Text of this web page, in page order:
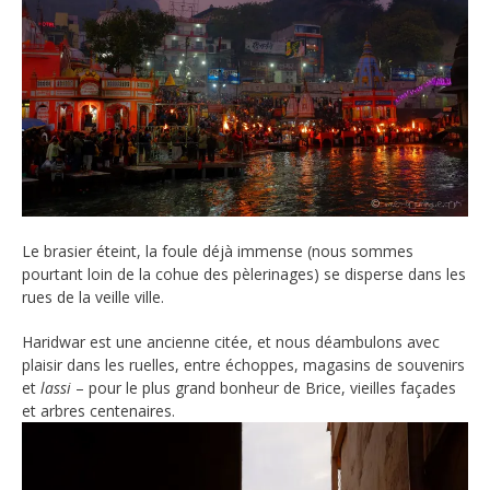
Le brasier éteint, la foule déjà immense (nous sommes
pourtant loin de la cohue des pèlerinages) se disperse dans les
rues de la veille ville.
Haridwar est une ancienne citée, et nous déambulons avec
plaisir dans les ruelles, entre échoppes, magasins de souvenirs
et lassi – pour le plus grand bonheur de Brice, vieilles façades
et arbres centenaires.